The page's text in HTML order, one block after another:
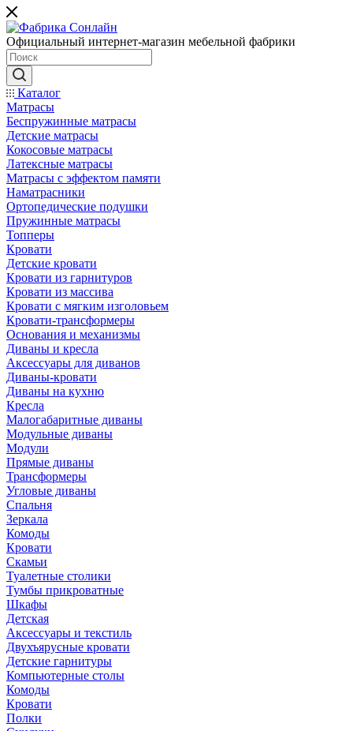
Официальный интернет-магазин мебельной фабрики
Каталог
Матрасы
Беспружинные матрасы
Детские матрасы
Кокосовые матрасы
Латексные матрасы
Матрасы с эффектом памяти
Наматрасники
Ортопедические подушки
Пружинные матрасы
Топперы
Кровати
Детские кровати
Кровати из гарнитуров
Кровати из массива
Кровати с мягким изголовьем
Кровати-трансформеры
Основания и механизмы
Диваны и кресла
Аксессуары для диванов
Диваны-кровати
Диваны на кухню
Кресла
Малогабаритные диваны
Модульные диваны
Модули
Прямые диваны
Трансформеры
Угловые диваны
Спальня
Зеркала
Комоды
Кровати
Скамьи
Туалетные столики
Тумбы прикроватные
Шкафы
Детская
Аксессуары и текстиль
Двухъярусные кровати
Детские гарнитуры
Компьютерные столы
Комоды
Кровати
Полки